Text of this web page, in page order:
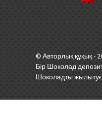
© Авторлық құқық -
Бір Шоколад
Шоколадты